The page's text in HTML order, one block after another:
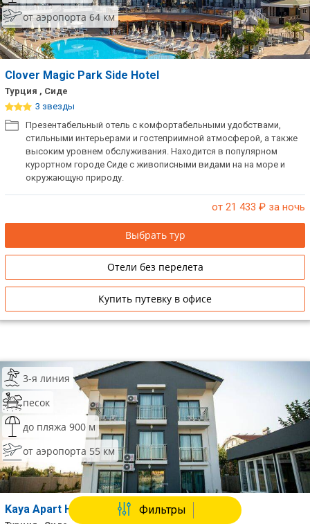
от аэропорта 64 км
Clover Magic Park Side Hotel
Турция , Сиде
3 звезды
Презентабельный отель с комфортабельными удобствами,
стильными интерьерами и гостеприимной атмосферой, а также
высоким уровнем обслуживания. Находится в популярном
курортном городе Сиде с живописными видами на на море и
окружающую природу.
от 21 433 ₽ за ночь
Выбрать тур
Отели без перелета
Купить путевку в офисе
3-я линия
песок
до пляжа 900 м
от аэропорта 55 км
Kaya Apart Hotel Фильтры